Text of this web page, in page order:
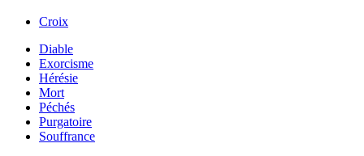
Croix
Diable
Exorcisme
Hérésie
Mort
Péchés
Purgatoire
Souffrance